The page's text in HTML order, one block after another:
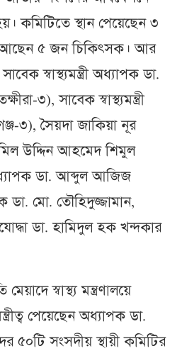
কমিটিতে স্থান পেয়েছেন ৩
আছেন ৫ জন চিকিৎসক। আর
স্বাস্থ্যমন্ত্রী অধ্যাপক ডা.
৩), সাবেক স্বাস্থ্যমন্ত্রী
৩), সৈয়দা জাকিয়া নূর
উদ্দিন আহমেদ শিমুল
ডা. আব্দুল আজিজ
ডা. মো. তৌহিদুজ্জামান,
ডা. হামিদুল হক খন্দকার
স্বাস্থ্য মন্ত্রণালয়ে
পেয়েছেন অধ্যাপক ডা.
৫০টি সংসদীয় স্থায়ী কমিটির